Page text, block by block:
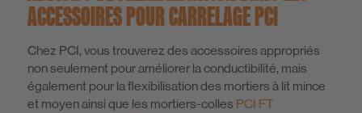
ACCESSOIRES POUR CARRELAGE PCI
Chez PCI, vous trouverez des accessoires appropriés
non seulement pour améliorer la conductibilité, mais
également pour la flexibilisation des mortiers à lit mince
et moyen ainsi que les mortiers-colles PCI FT